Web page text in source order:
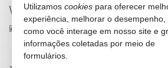
VEJA MAIS
receba nosso newsletter
cadastre seu imóvel
Utilizamos cookies para oferecer
experiência, melhorar o desempenho,
como você interage em nosso site e
informações coletadas por meio de
formulários.